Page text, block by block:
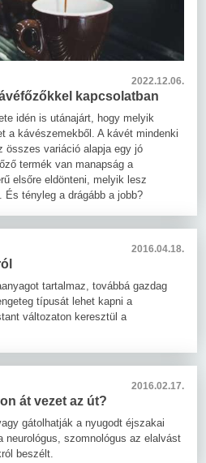
2022.12.06.
kapcsolatban
idén is utánajárt, hogy melyik
a kávészemekből. A kávét mindenki
összes variáció alapja egy jó
termék van manapság a
elsőre eldönteni, melyik lesz
És tényleg a drágább a jobb?
2016.04.18.
tartalmaz, továbbá gazdag
típusát lehet kapni a
változaton keresztül a
2016.02.17.
át vezet az út?
gátolhatják a nyugodt éjszakai
neurológus, szomnológus az elalvást
beszélt.